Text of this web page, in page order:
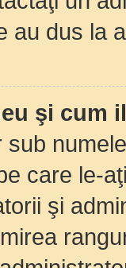
au dus la
şi cum
care le-
şi